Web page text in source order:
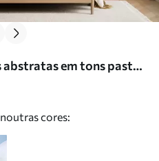
abstratas em tons pastel
em estilo
cores: